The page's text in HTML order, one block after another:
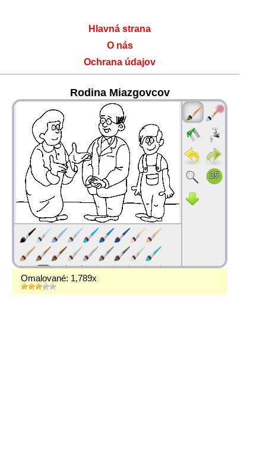
Hlavná strana
O nás
Ochrana údajov
Rodina Miazgovcov
Omalované: 1,789x